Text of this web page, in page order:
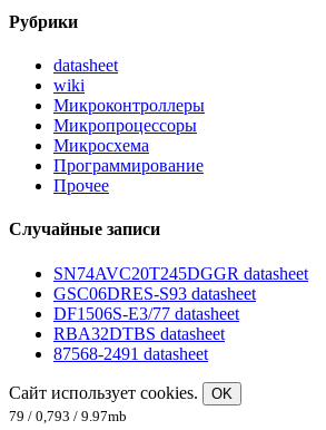
Рубрики
datasheet
wiki
Микроконтроллеры
Микропроцессоры
Микросхема
Программирование
Прочее
Случайные записи
SN74AVC20T245DGGR datasheet
GSC06DRES-S93 datasheet
DF1506S-E3/77 datasheet
RBA32DTBS datasheet
87568-2491 datasheet
Сайт использует cookies.
OK
79 / 0,793 / 9.97mb